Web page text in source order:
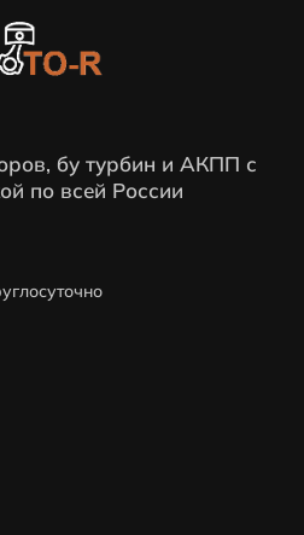
бу турбин и АКПП с
по всей России